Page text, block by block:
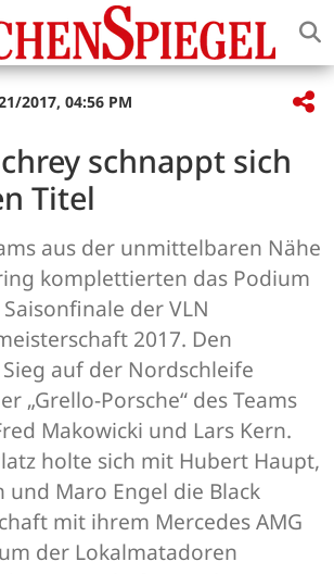
2017, 04:56 PM
schnappt sich
Titel
aus der unmittelbaren Nähe
komplettierten das Podium
der VLN
2017. Den
auf der Nordschleife
„Grello-Porsche“ des Teams
Makowicki und Lars Kern.
holte sich mit Hubert Haupt,
und Maro Engel die Black
mit ihrem Mercedes AMG
der Lokalmatadoren